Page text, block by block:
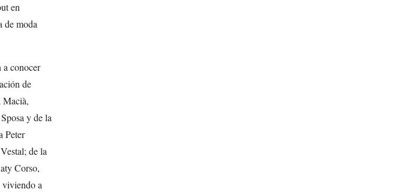
en
de moda
a conocer
de
Macià,
y de la
Peter
de la
Corso,
viviendo a